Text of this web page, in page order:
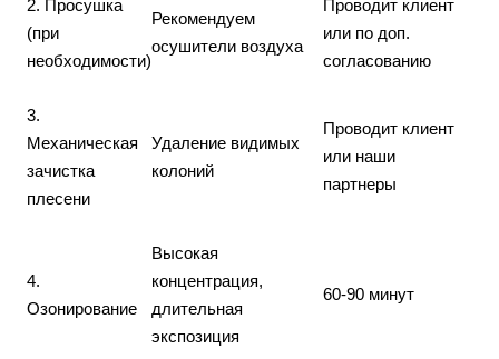
2. Просушка
(при
необходимости)
Рекомендуем
осушители воздуха
Проводит клиент
или по доп.
согласованию
3.
Механическая
зачистка
плесени
Удаление видимых
колоний
Проводит клиент
или наши
партнеры
4.
Озонирование
Высокая
концентрация,
длительная
экспозиция
60-90 минут